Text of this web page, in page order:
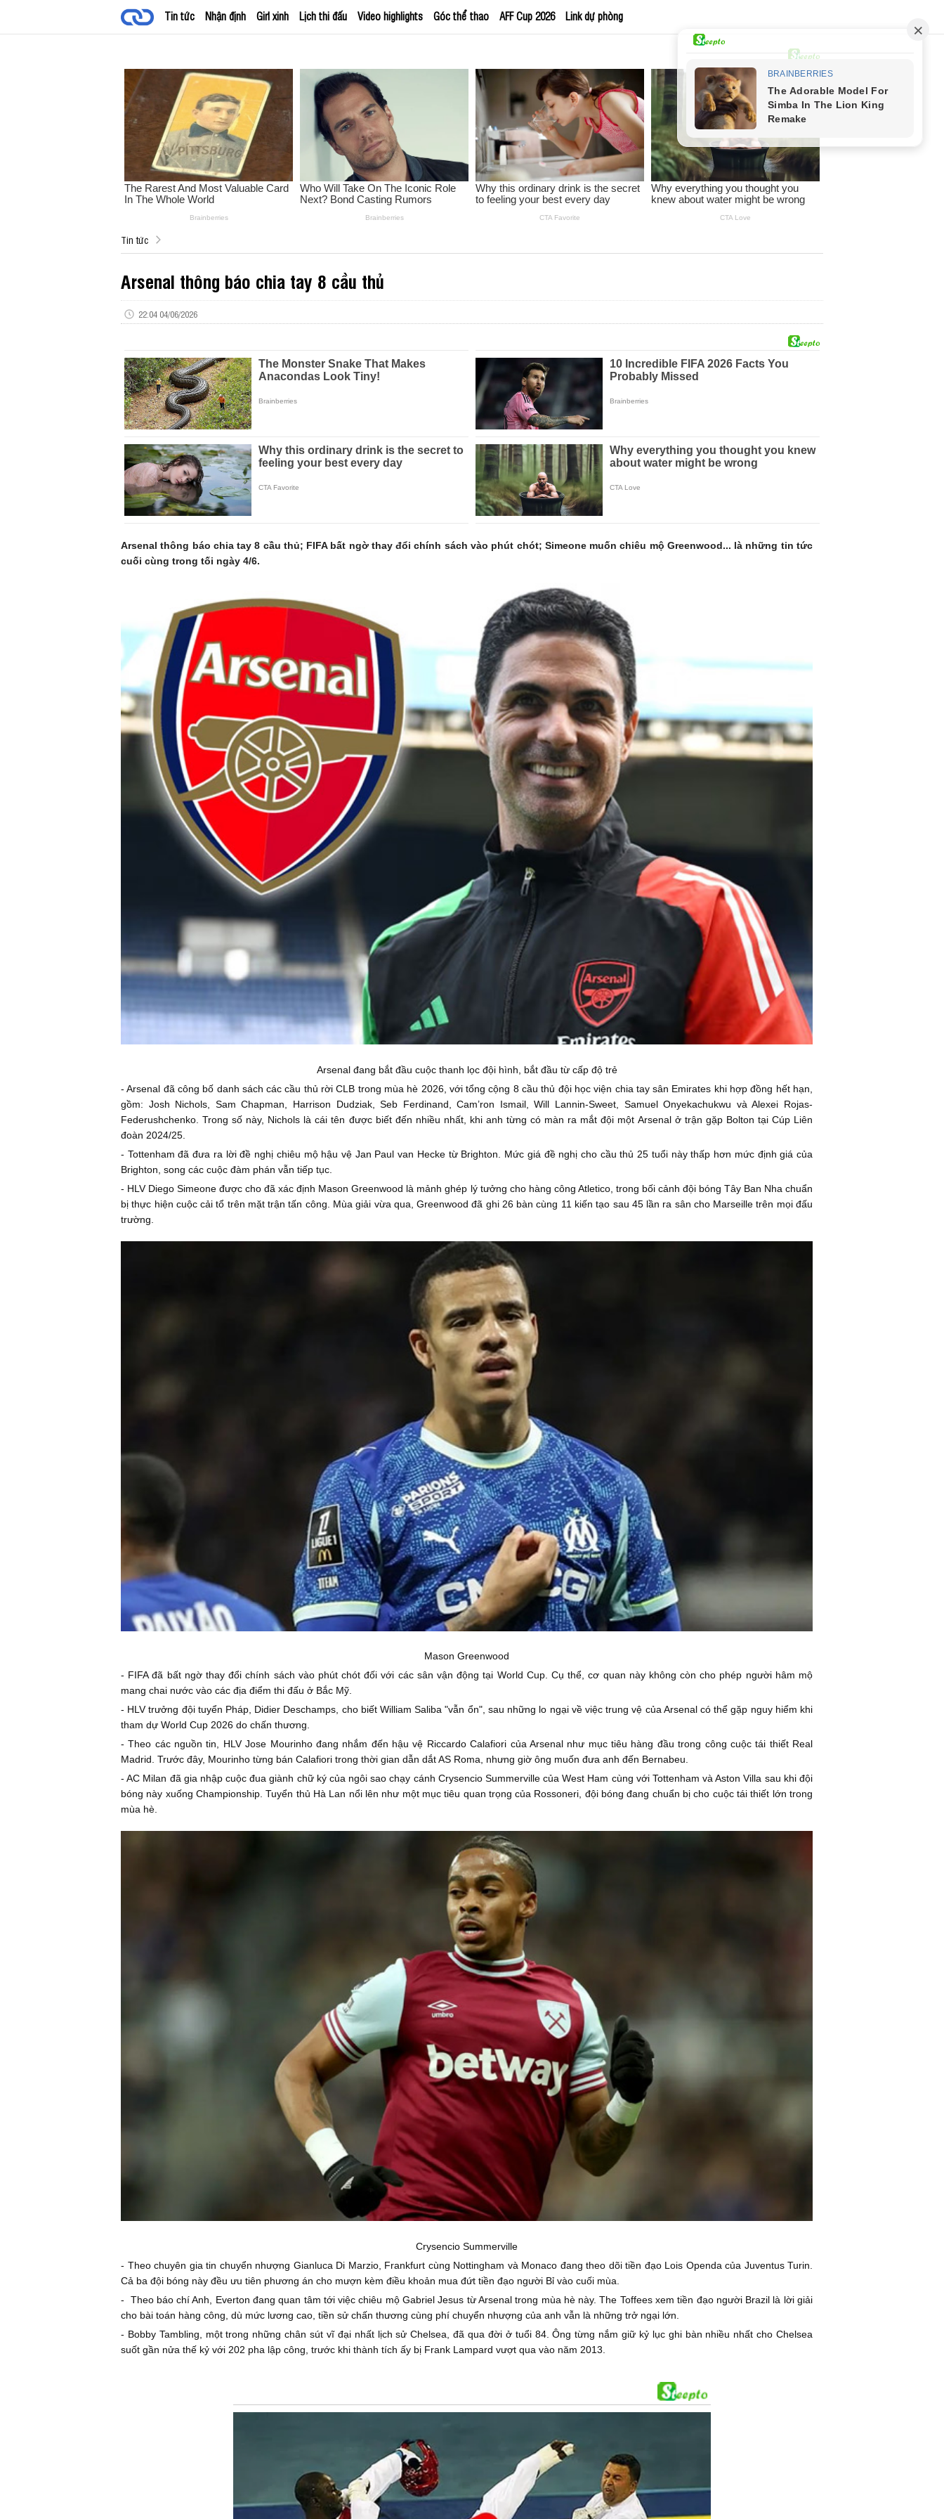
Tin tức Nhận định Girl xinh Lịch thi đấu Video highlights Góc thể thao AFF Cup 2026 Link dự phòng
Tin tức
Arsenal thông báo chia tay 8 cầu thủ
22:04 04/06/2026
Arsenal thông báo chia tay 8 cầu thủ; FIFA bất ngờ thay đổi chính sách vào phút chót; Simeone muốn chiêu mộ Greenwood... là những tin tức
cuối cùng trong tối ngày 4/6.
Arsenal đang bắt đầu cuộc thanh lọc đội hình, bắt đầu từ cấp độ trẻ
- Arsenal đã công bố danh sách các cầu thủ rời CLB trong mùa hè 2026, với tổng cộng 8 cầu thủ đội học viện chia tay sân Emirates khi hợp đồng hết hạn,
gồm: Josh Nichols, Sam Chapman, Harrison Dudziak, Seb Ferdinand, Cam’ron Ismail, Will Lannin-Sweet, Samuel Onyekachukwu và Alexei Rojas-
Federushchenko. Trong số này, Nichols là cái tên được biết đến nhiều nhất, khi anh từng có màn ra mắt đội một Arsenal ở trận gặp Bolton tại Cúp Liên
đoàn 2024/25.
- Tottenham đã đưa ra lời đề nghị chiêu mộ hậu vệ Jan Paul van Hecke từ Brighton. Mức giá đề nghị cho cầu thủ 25 tuổi này thấp hơn mức định giá của
Brighton, song các cuộc đàm phán vẫn tiếp tục.
- HLV Diego Simeone được cho đã xác định Mason Greenwood là mảnh ghép lý tưởng cho hàng công Atletico, trong bối cảnh đội bóng Tây Ban Nha chuẩn
bị thực hiện cuộc cải tổ trên mặt trận tấn công. Mùa giải vừa qua, Greenwood đã ghi 26 bàn cùng 11 kiến tạo sau 45 lần ra sân cho Marseille trên mọi đấu
trường.
Mason Greenwood
- FIFA đã bất ngờ thay đổi chính sách vào phút chót đối với các sân vận động tại World Cup. Cụ thể, cơ quan này không còn cho phép người hâm mộ
mang chai nước vào các địa điểm thi đấu ở Bắc Mỹ.
- HLV trưởng đội tuyển Pháp, Didier Deschamps, cho biết William Saliba "vẫn ổn", sau những lo ngại về việc trung vệ của Arsenal có thể gặp nguy hiểm khi
tham dự World Cup 2026 do chấn thương.
- Theo các nguồn tin, HLV Jose Mourinho đang nhắm đến hậu vệ Riccardo Calafiori của Arsenal như mục tiêu hàng đầu trong công cuộc tái thiết Real
Madrid. Trước đây, Mourinho từng bán Calafiori trong thời gian dẫn dắt AS Roma, nhưng giờ ông muốn đưa anh đến Bernabeu.
- AC Milan đã gia nhập cuộc đua giành chữ ký của ngôi sao chạy cánh Crysencio Summerville của West Ham cùng với Tottenham và Aston Villa sau khi đội
bóng này xuống Championship. Tuyển thủ Hà Lan nổi lên như một mục tiêu quan trọng của Rossoneri, đội bóng đang chuẩn bị cho cuộc tái thiết lớn trong
mùa hè.
Crysencio Summerville
- Theo chuyên gia tin chuyển nhượng Gianluca Di Marzio, Frankfurt cùng Nottingham và Monaco đang theo dõi tiền đạo Lois Openda của Juventus Turin.
Cả ba đội bóng này đều ưu tiên phương án cho mượn kèm điều khoản mua đứt tiền đạo người Bỉ vào cuối mùa.
- Theo báo chí Anh, Everton đang quan tâm tới việc chiêu mộ Gabriel Jesus từ Arsenal trong mùa hè này. The Toffees xem tiền đạo người Brazil là lời giải
cho bài toán hàng công, dù mức lương cao, tiền sử chấn thương cùng phí chuyển nhượng của anh vẫn là những trở ngại lớn.
- Bobby Tambling, một trong những chân sút vĩ đại nhất lịch sử Chelsea, đã qua đời ở tuổi 84. Ông từng nắm giữ kỷ lục ghi bàn nhiều nhất cho Chelsea
suốt gần nửa thế kỷ với 202 pha lập công, trước khi thành tích ấy bị Frank Lampard vượt qua vào năm 2013.